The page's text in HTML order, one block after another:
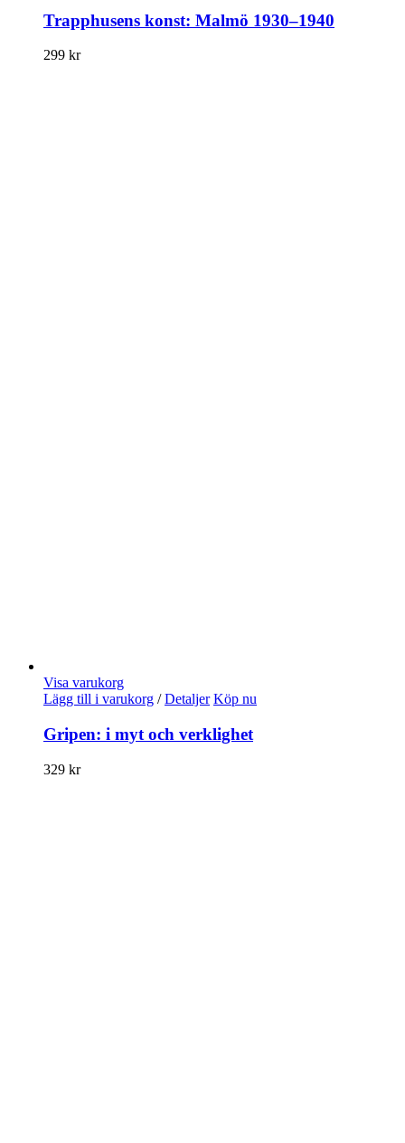
Trapphusens konst: Malmö 1930–1940
299 kr
Visa varukorg
Lägg till i varukorg / Detaljer Köp nu
Gripen: i myt och verklighet
329 kr